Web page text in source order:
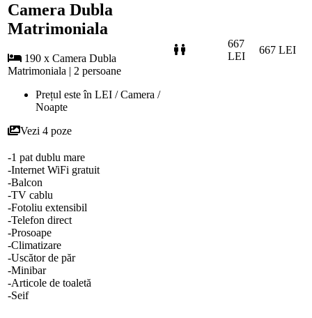
Camera Dubla
Matrimoniala
190 x Camera Dubla
Matrimoniala | 2 persoane
Prețul este în LEI / Camera /
Noapte
Vezi 4 poze
667
LEI
667 LEI
-1 pat dublu mare
-Internet WiFi gratuit
-Balcon
-TV cablu
-Fotoliu extensibil
-Telefon direct
-Prosoape
-Climatizare
-Uscător de păr
-Minibar
-Articole de toaletă
-Seif